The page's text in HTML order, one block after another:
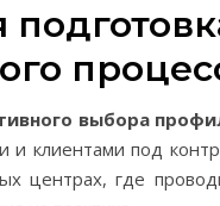
выбора
и клиентами под
центрах, где